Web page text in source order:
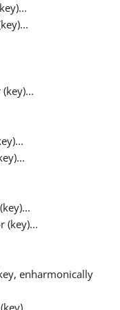
(key)...
enharmonically